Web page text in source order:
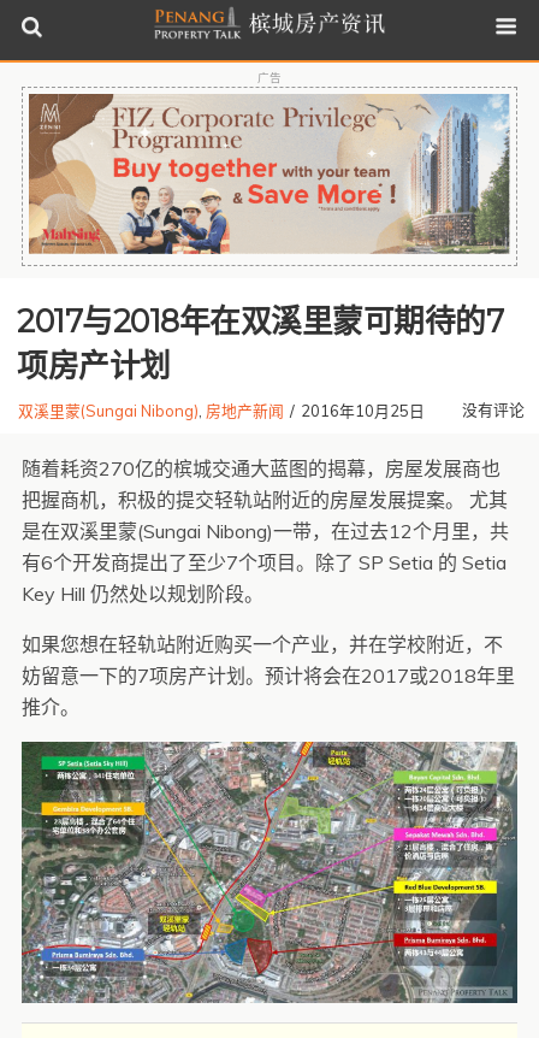
广告
2017与2018年在双溪里蒙可期待的7
项房产计划
双溪里蒙(Sungai Nibong), 房地产新闻 / 2016年10月25日 没有评论
随着耗资270亿的槟城交通大蓝图的揭幕，房屋发展商也
把握商机，积极的提交轻轨站附近的房屋发展提案。 尤其
是在双溪里蒙(Sungai Nibong)一带，在过去12个月里，共
有6个开发商提出了至少7个项目。除了 SP Setia 的 Setia
Key Hill 仍然处以规划阶段。
如果您想在轻轨站附近购买一个产业，并在学校附近，不
妨留意一下的7项房产计划。预计将会在2017或2018年里
推介。